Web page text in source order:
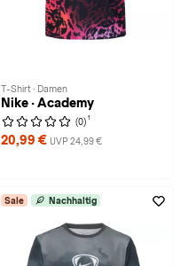
T-Shirt · Damen
Nike · Academy
(0) 1
20,99 € UVP 24,99 €
Sale Nachhaltig